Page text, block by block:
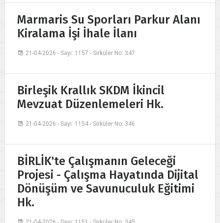
Marmaris Su Sporları Parkur Alanı
Kiralama İşi İhale İlanı
21-04-2026 - Sayı: 1157 - Sirküler No: 347
Birleşik Krallık SKDM İkincil
Mevzuat Düzenlemeleri Hk.
21-04-2026 - Sayı: 1154 - Sirküler No: 346
BİRLİK'te Çalışmanın Geleceği
Projesi - Çalışma Hayatında Dijital
Dönüşüm ve Savunuculuk Eğitimi
Hk.